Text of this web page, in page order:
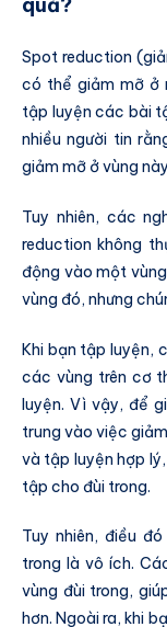
Spot reduction
có thể giảm mỡ ở
tập luyện các bài
nhiều người tin
giảm mỡ ở vùng
Tuy nhiên, các
reduction không
động vào một
vùng đó, nhưng
Khi bạn tập luyện,
các vùng trên cơ
luyện. Vì vậy, để
trung vào việc
và tập luyện hợp
tập cho đùi trong.
Tuy nhiên, điều
trong là vô ích.
vùng đùi trong,
hơn. Ngoài ra, khi